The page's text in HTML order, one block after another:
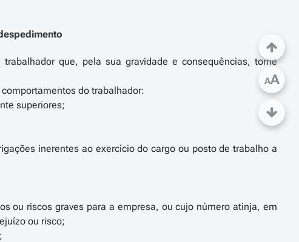
que, pela sua gravidade e consequências, torne
do trabalhador:
superiores;
inerentes ao exercício do cargo ou posto de trabalho a
ou riscos graves para a empresa, ou cujo número atinja, em
ou risco;
AA